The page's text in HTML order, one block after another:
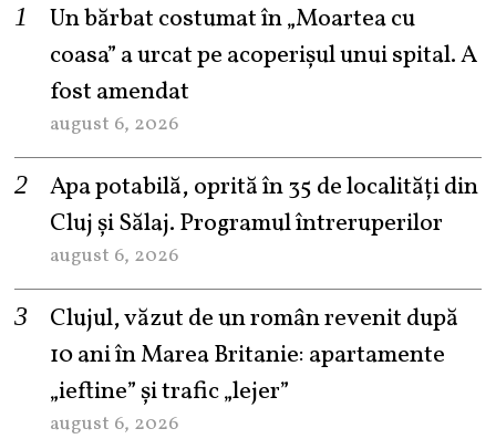
Un bărbat costumat în „Moartea cu
coasa” a urcat pe acoperișul unui spital. A
fost amendat
august 6, 2026
Apa potabilă, oprită în 35 de localități din
Cluj și Sălaj. Programul întreruperilor
august 6, 2026
Clujul, văzut de un român revenit după
10 ani în Marea Britanie: apartamente
„ieftine” și trafic „lejer”
august 6, 2026